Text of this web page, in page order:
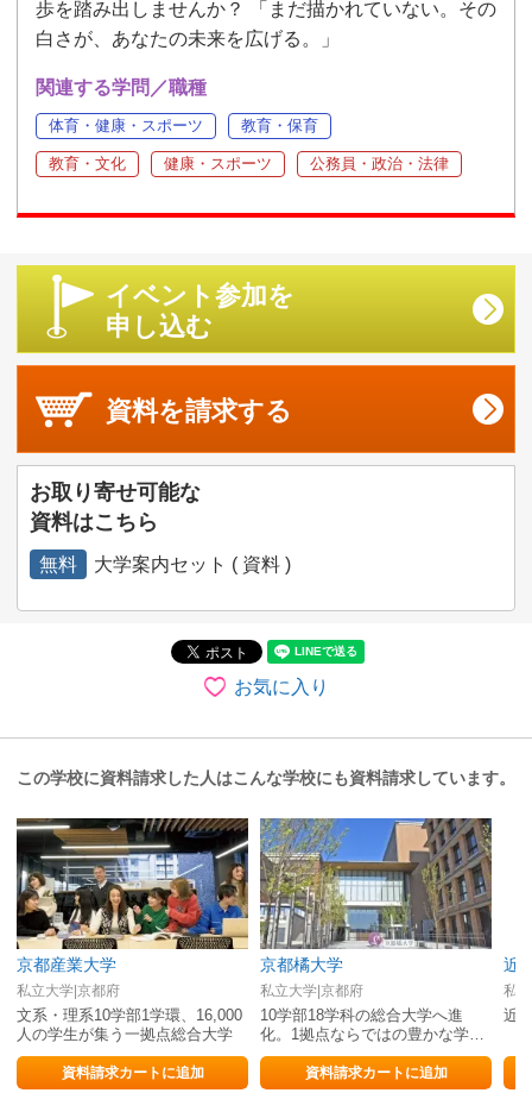
歩を踏み出しませんか？ 「まだ描かれていない。その
白さが、あなたの未来を広げる。」
関連する学問／職種
体育・健康・スポーツ 教育・保育
教育・文化 健康・スポーツ 公務員・政治・法律
イベント参加を
申し込む
資料を請求する
お取り寄せ可能な
資料はこちら
無料 大学案内セット ( 資料 )
お気に入り
この学校に資料請求した人はこんな学校にも資料請求しています。
京都産業大学
私立大学|京都府
文系・理系10学部1学環、16,000
人の学生が集う一拠点総合大学
資料請求カートに追加
京都橘大学
私立大学|京都府
10学部18学科の総合大学へ進
化。1拠点ならではの豊かな学び
で、夢をかなえる確かな力を育
資料請求カートに追加
近
私
近